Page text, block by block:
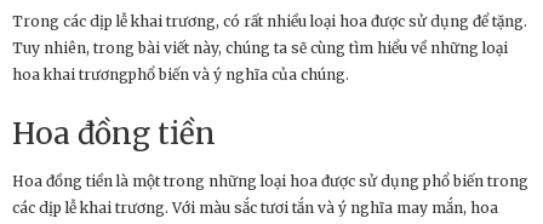
Trong các dịp lễ khai trương, có rất nhiều loại hoa được sử dụng để tặng.
Tuy nhiên, trong bài viết này, chúng ta sẽ cùng tìm hiểu về những loại
hoa khai trươngphổ biến và ý nghĩa của chúng.
Hoa đồng tiền
Hoa đồng tiền là một trong những loại hoa được sử dụng phổ biến trong
các dịp lễ khai trương. Với màu sắc tươi tắn và ý nghĩa may mắn, hoa